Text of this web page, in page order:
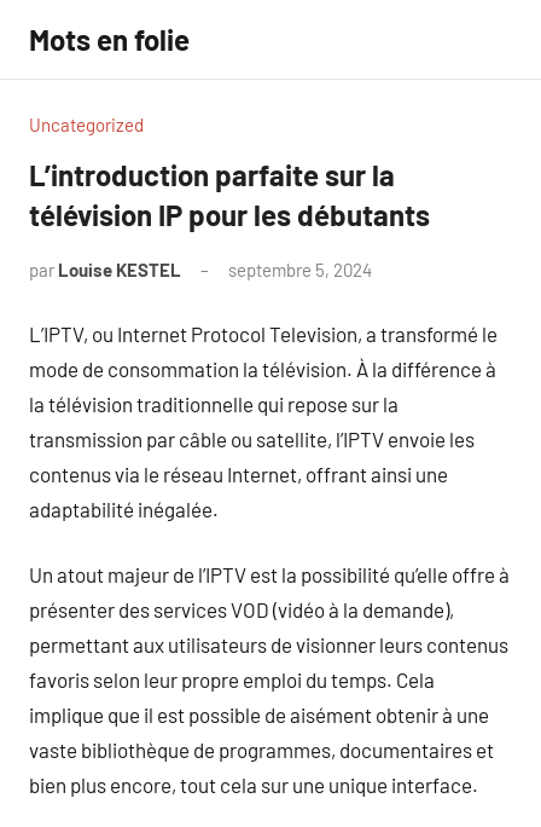
contenu
Mots en folie
Uncategorized
L’introduction parfaite sur la
télévision IP pour les débutants
par Louise KESTEL septembre 5, 2024
L’IPTV, ou Internet Protocol Television, a transformé le
mode de consommation la télévision. À la différence à
la télévision traditionnelle qui repose sur la
transmission par câble ou satellite, l’IPTV envoie les
contenus via le réseau Internet, offrant ainsi une
adaptabilité inégalée.
Un atout majeur de l’IPTV est la possibilité qu’elle offre à
présenter des services VOD (vidéo à la demande),
permettant aux utilisateurs de visionner leurs contenus
favoris selon leur propre emploi du temps. Cela
implique que il est possible de aisément obtenir à une
vaste bibliothèque de programmes, documentaires et
bien plus encore, tout cela sur une unique interface.